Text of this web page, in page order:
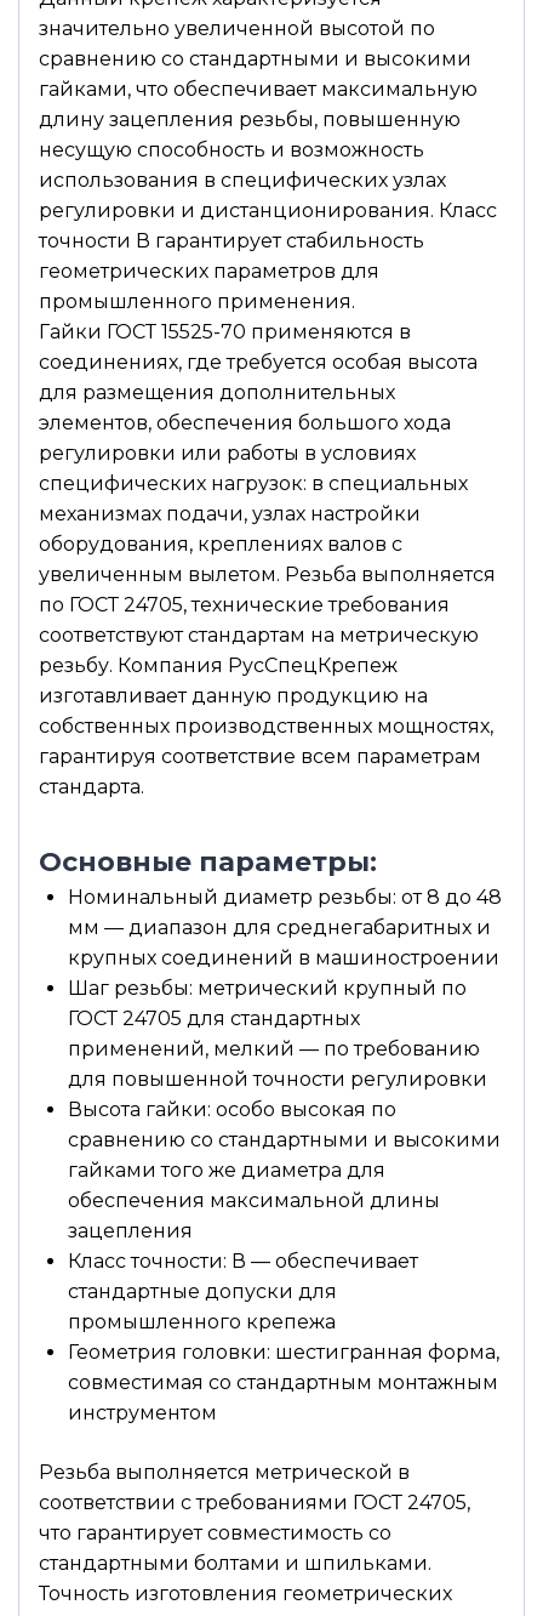
значительно увеличенной высотой по
сравнению со стандартными и высокими
гайками, что обеспечивает максимальную
длину зацепления резьбы, повышенную
несущую способность и возможность
использования в специфических узлах
регулировки и дистанционирования. Класс
точности В гарантирует стабильность
геометрических параметров для
промышленного применения.
Гайки ГОСТ 15525-70 применяются в
соединениях, где требуется особая высота
для размещения дополнительных
элементов, обеспечения большого хода
регулировки или работы в условиях
специфических нагрузок: в специальных
механизмах подачи, узлах настройки
оборудования, креплениях валов с
увеличенным вылетом. Резьба выполняется
по ГОСТ 24705, технические требования
соответствуют стандартам на метрическую
резьбу. Компания РусСпецКрепеж
изготавливает данную продукцию на
собственных производственных мощностях,
гарантируя соответствие всем параметрам
стандарта.
Основные параметры:
Номинальный диаметр резьбы: от 8 до 48
мм — диапазон для среднегабаритных и
крупных соединений в машиностроении
Шаг резьбы: метрический крупный по
ГОСТ 24705 для стандартных
применений, мелкий — по требованию
для повышенной точности регулировки
Высота гайки: особо высокая по
сравнению со стандартными и высокими
гайками того же диаметра для
обеспечения максимальной длины
зацепления
Класс точности: В — обеспечивает
стандартные допуски для
промышленного крепежа
Геометрия головки: шестигранная форма,
совместимая со стандартным монтажным
инструментом
Резьба выполняется метрической в
соответствии с требованиями ГОСТ 24705,
что гарантирует совместимость со
стандартными болтами и шпильками.
Точность изготовления геометрических